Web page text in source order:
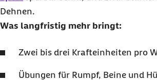
Dehnen.
Was langfristig mehr bringt:
Zwei bis drei Krafteinheiten pro
Übungen für Rumpf, Beine und